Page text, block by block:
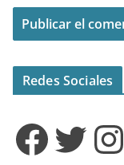
Redes Sociales
Facebook Twitter Instagram